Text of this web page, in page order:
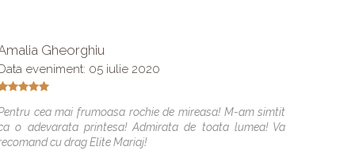
Gheorghiu
eveniment: 05 iulie 2020
cea mai frumoasa rochie de mireasa! M-am simtit
o adevarata printesa! Admirata de toata lumea! Va
cu drag Elite Mariaj!